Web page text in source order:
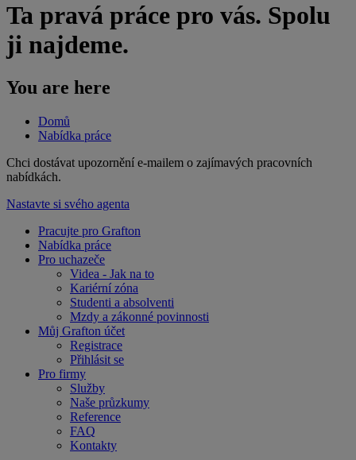
Ta pravá práce pro vás. Spolu
ji najdeme.
You are here
Domů
Nabídka práce
​Chci dostávat upozornění e-mailem o zajímavých pracovních
nabídkách.
Nastavte si svého agenta
Pracujte pro Grafton
Nabídka práce
Pro uchazeče
Videa - Jak na to
Kariérní zóna
Studenti a absolventi
Mzdy a zákonné povinnosti
Můj Grafton účet
Registrace
Přihlásit se
Pro firmy
Služby
Naše průzkumy
Reference
FAQ
Kontakty